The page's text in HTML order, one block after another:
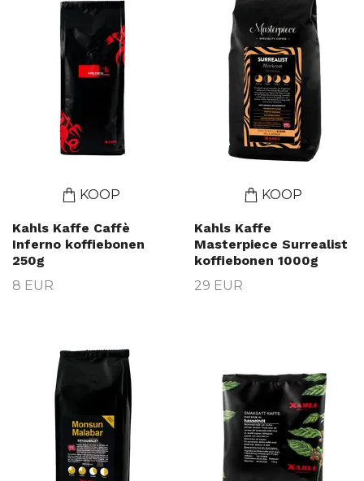
KOOP
Kahls Kaffe Caffè
Inferno koffiebonen
250g
8 EUR
KOOP
Kahls Kaffe
Masterpiece Surrealist
koffiebonen 1000g
29 EUR